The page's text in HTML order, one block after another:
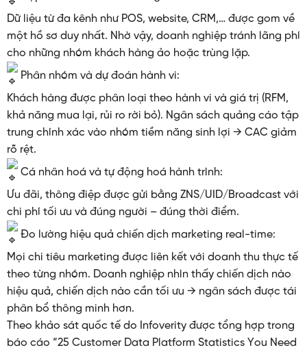
Dữ liệu từ đa kênh như POS, website, CRM,… được gom về
một hồ sơ duy nhất. Nhờ vậy, doanh nghiệp tránh lãng phí
cho những nhóm khách hàng ảo hoặc trùng lặp.
Phân nhóm và dự đoán hành vi:
Khách hàng được phân loại theo hành vi và giá trị (RFM,
khả năng mua lại, rủi ro rời bỏ). Ngân sách quảng cáo tập
trung chính xác vào nhóm tiềm năng sinh lợi → CAC giảm
rõ rệt.
Cá nhân hoá và tự động hoá hành trình:
Ưu đãi, thông điệp được gửi bằng ZNS/UID/Broadcast với
chi phí tối ưu và đúng người – đúng thời điểm.
Đo lường hiệu quả chiến dịch marketing real-time:
Mọi chi tiêu marketing được liên kết với doanh thu thực tế
theo từng nhóm. Doanh nghiệp nhìn thấy chiến dịch nào
hiệu quả, chiến dịch nào cần tối ưu → ngân sách được tái
phân bổ thông minh hơn.
Theo khảo sát quốc tế do Infoverity được tổng hợp trong
báo cáo “25 Customer Data Platform Statistics You Need